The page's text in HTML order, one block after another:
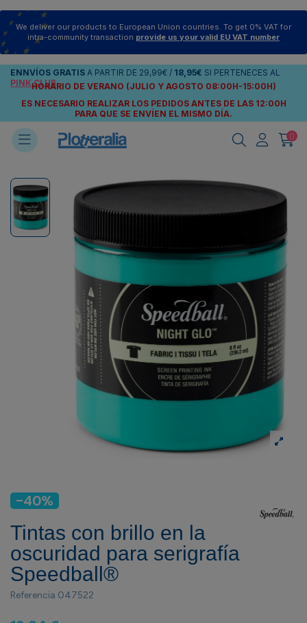
We deliver our products to European Union countries. To get 0% VAT for
intra-community transaction provide us your valid EU VAT number
ENNVÍOS GRATIS A PARTIR DE 29,99€ / 18,95€ SI PERTENECES AL
PINK CLUB
HORARIO DE VERANO (JULIO Y AGOSTO 08:00H-15:00H)
ES NECESARIO REALIZAR LOS PEDIDOS ANTES DE LAS 12:00H
PARA QUE SE ENVÍEN EL MISMO DÍA.
0
-40%
Tintas con brillo en la
oscuridad para serigrafía
Speedball®
Referencia 047522